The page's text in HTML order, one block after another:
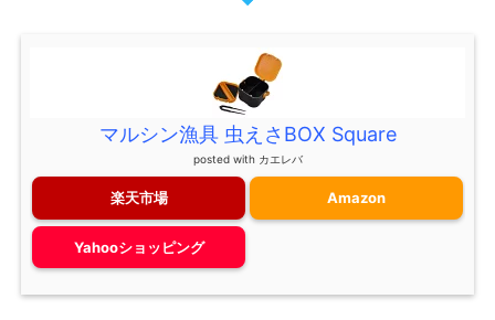
マルシン漁具 虫えさBOX Square
posted with カエレバ
楽天市場 Amazon
Yahooショッピング